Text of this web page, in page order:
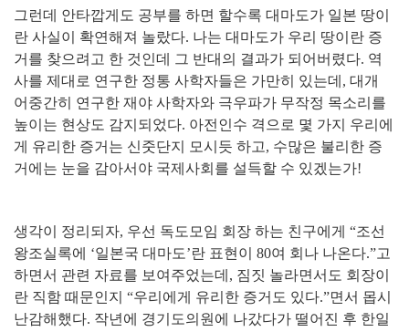
그런데 안타깝게도 공부를 하면 할수록 대마도가 일본 땅이
란 사실이 확연해져 놀랐다. 나는 대마도가 우리 땅이란 증
거를 찾으려고 한 것인데 그 반대의 결과가 되어버렸다. 역
사를 제대로 연구한 정통 사학자들은 가만히 있는데 , 대개
어중간히 연구한 재야 사학자와 극우파가 무작정 목소리를
높이는 현상도 감지되었다. 아전인수 격으로 몇 가지 우리에
게 유리한 증거는 신줏단지 모시듯 하고, 수많은 불리한 증
거에는 눈을 감아서야 국제사회를 설득할 수 있겠는가!
생각이 정리되자, 우선 독도모임 회장 하는 친구에게 “조선
왕조실록에 ‘일본국 대마도’란 표현이 80여 회나 나온다.”고
하면서 관련 자료를 보여주었는데 , 짐짓 놀라면서도 회장이
란 직함 때문인지 “우리에게 유리한 증거도 있다.”면서 몹시
난감해했다. 작년에 경기도의원에 나갔다가 떨어진 후 한일